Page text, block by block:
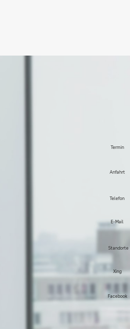
Termin
Anfahrt
Telefon
E-Mail
Standorte
Xing
Facebook